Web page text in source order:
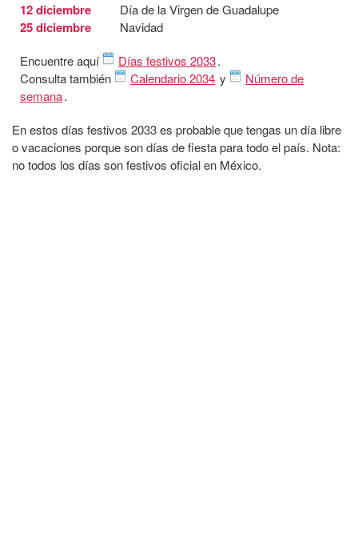
12 diciembre Día de la Virgen de Guadalupe
25 diciembre
Navidad
Encuentre aquí
Días festivos 2033.
Consulta también
Calendario 2034 y
Número de
semana.
En estos días festivos 2033 es probable que tengas un día libre
o vacaciones porque son días de fiesta para todo el país. Nota:
no todos los días son festivos oficial en México.